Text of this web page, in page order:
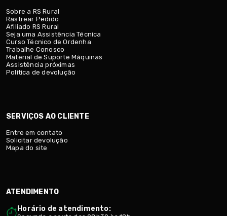
Sobre a RS Rural
Rastrear Pedido
Afiliado RS Rural
Seja uma Assistência Técnica
Curso Técnico de Ordenha
Trabalhe Conosco
Material de Suporte Máquinas
Assistência próximas
Politica de devolução
SERVIÇOS AO CLIENTE
Entre em contato
Solicitar devolução
Mapa do site
ATENDIMENTO
Horário de atendimento: